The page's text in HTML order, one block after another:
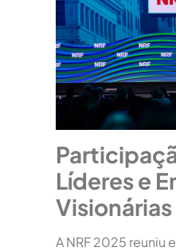
Líderes e
Visionárias
A NRF 2025 reuniu